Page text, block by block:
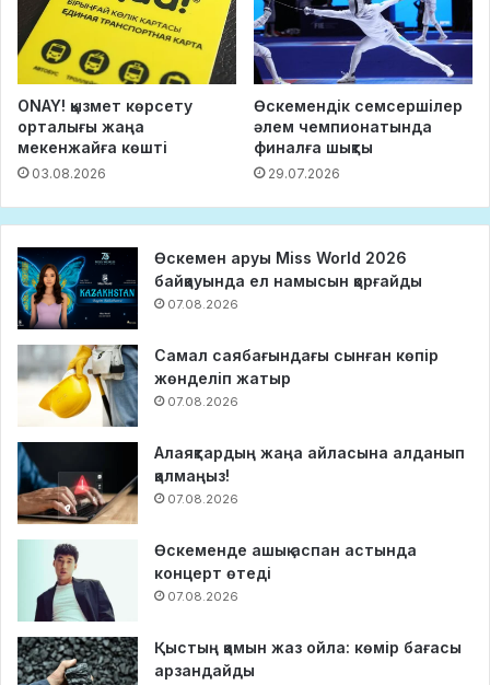
ONAY! қызмет көрсету
орталығы жаңа
мекенжайға көшті
03.08.2026
Өскемендік семсершілер
әлем чемпионатында
финалға шықты
29.07.2026
Өскемен аруы Miss World 2026
байқауында ел намысын қорғайды
07.08.2026
Самал саябағындағы сынған көпір
жөнделіп жатыр
07.08.2026
Алаяқтардың жаңа айласына алданып
қалмаңыз!
07.08.2026
Өскеменде ашық аспан астында
концерт өтеді
07.08.2026
Қыстың қамын жаз ойла: көмір бағасы
арзандайды